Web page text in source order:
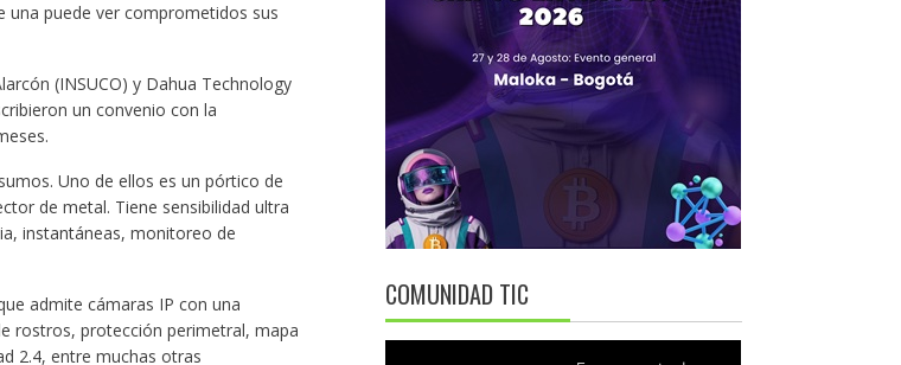
una puede ver comprometidos sus
(INSUCO) y Dahua Technology
un convenio con la
Uno de ellos es un pórtico de
de metal. Tiene sensibilidad ultra
instantáneas, monitoreo de
admite cámaras IP con una
rostros, protección perimetral, mapa
2.4, entre muchas otras
COMUNIDAD TIC